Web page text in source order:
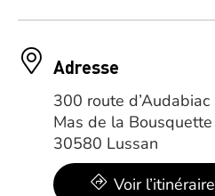
Adresse
300 route d’Audabiac
Mas de la Bousquette
30580 Lussan
Voir l’itinéraire